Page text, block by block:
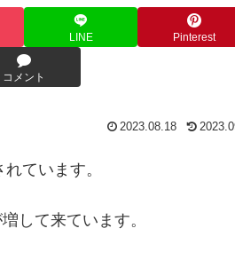
LINE Pinterest
コメント
2023.08.18
ています。
して来ています。